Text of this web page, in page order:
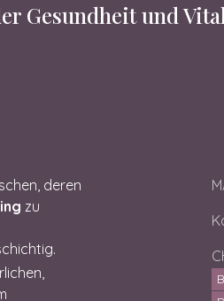
Gesundheit und
deren
zu